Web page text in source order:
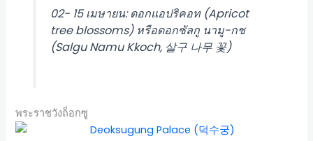
02- 15 เมษายน: ดอกแอปริคอท (Apricot
tree blossoms) หรือดอกซัลกู นามู-กช
(Salgu Namu Kkoch, 살구 나무 꽃)
พระราชวังถ็อกซู